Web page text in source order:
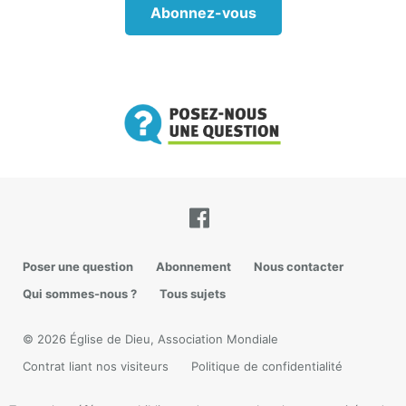
Dieu nous enseigne et nous corrige quand nous
étudions la Bible (2 Timothée 3:16-17). Dieu nous
Bible (Jean 17:17). La communauté est également
nous préparer au retour de Christ et à
Abonnez-vous
Poser une question Abonnement
Nous contacter
Qui sommes-nous ?
Tous sujets
© 2026 Église de Dieu, Association Mondiale
Contrat liant nos visiteurs
Politique de confidentialité